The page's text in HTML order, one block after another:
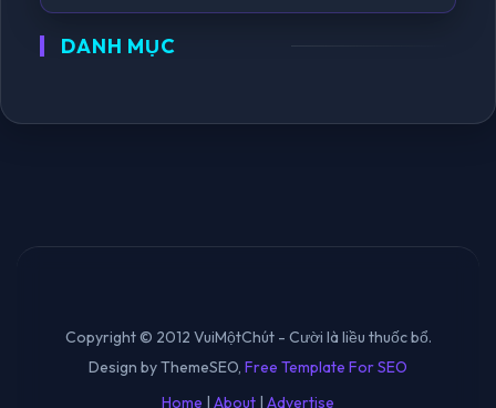
DANH MỤC
Copyright © 2012 VuiMộtChút - Cười là liều thuốc bổ.
Design by ThemeSEO, Free Template For SEO
Home | About | Advertise